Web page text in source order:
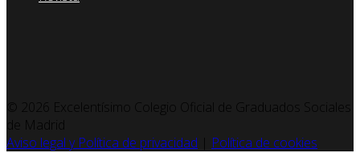
© 2026 Excelentísimo Colegio Oficial de Graduados Sociales
de Madrid
Aviso legal y Política de privacidad
Política de cookies